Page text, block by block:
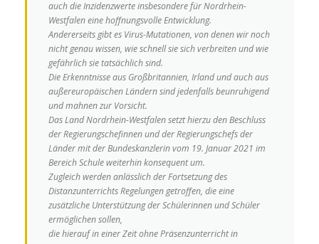
auch die Inzidenzwerte insbesondere für Nordrhein-
Westfalen eine hoffnungsvolle Entwicklung.
Andererseits gibt es Virus-Mutationen, von denen wir noch
nicht genau wissen, wie schnell sie sich verbreiten und wie
gefährlich sie tatsächlich sind.
Die Erkenntnisse aus Großbritannien, Irland und auch aus
außereuropäischen Ländern sind jedenfalls beunruhigend
und mahnen zur Vorsicht.
Das Land Nordrhein-Westfalen setzt hierzu den Beschluss
der Regierungschefinnen und der Regierungschefs der
Länder mit der Bundeskanzlerin vom 19. Januar 2021 im
Bereich Schule weiterhin konsequent um.
Zugleich werden anlässlich der Fortsetzung des
Distanzunterrichts Regelungen getroffen, die eine
zusätzliche Unterstützung der Schülerinnen und Schüler
ermöglichen sollen,
die hierauf in einer Zeit ohne Präsenzunterricht in